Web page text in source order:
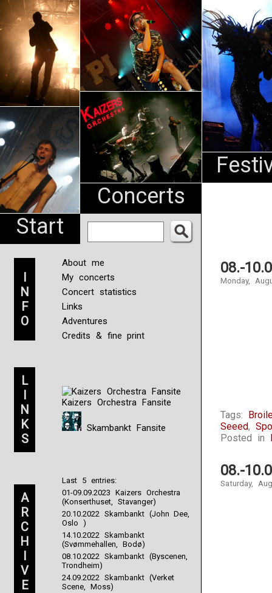
Start
Concerts
An
Pharma
I
N
F
O
About me
My concerts
Concert statistics
Links
Adventures
Credits & fine print
L
I
N
K
S
Kaizers Orchestra Fansite
Skambankt Fansite
A
R
C
H
I
V
E
Last 5 entries:
01-09.09.2023 Kaizers Orchestra
(Konserthuset, Stavanger)
20.10.2022 Skambankt (John Dee,
Oslo )
14.10.2022 Skambankt
(Svømmehallen, Bodø)
08.10.2022 Skambankt (Byscenen,
Trondheim)
24.09.2022 Skambankt (Verket
Scene, Moss)
08.-
Monday,
Tags:
Seeed,
Posted in
08.-
Saturday,